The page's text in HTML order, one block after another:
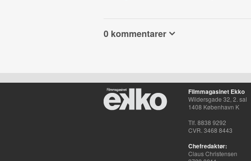
0 kommentarer
Filmmagasinet Ekko
Wildersgade 32, 2. sal
1408 København K
Tlf. 8838 9292
CVR. 3468 8443
Chefredaktør:
Claus Christensen